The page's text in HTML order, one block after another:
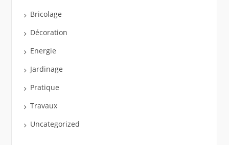
Bricolage
Décoration
Energie
Jardinage
Pratique
Travaux
Uncategorized